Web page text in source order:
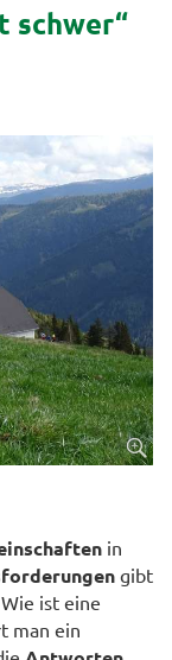
schwer“
in
gibt
Wie ist eine
man ein